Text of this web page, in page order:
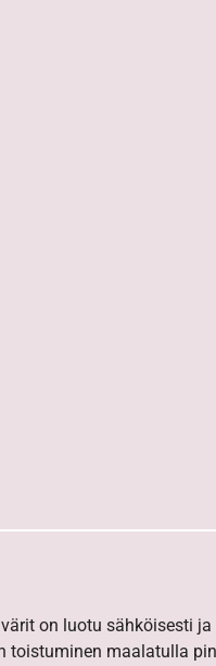
on luotu sähköisesti
toistuminen maalatulla